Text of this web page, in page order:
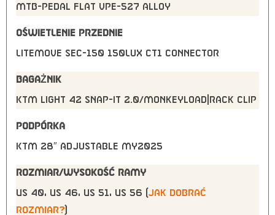
MTB-Pedal flat VPE-527 alloy
OŚWIETLENIE PRZEDNIE
Litemove SEC-150 150Lux CT1 connector
BAGAŻNIK
KTM light 42 snap-it 2.0/monkeyload|rack clip
PODPÓRKA
KTM 28″ adjustable MY2025
ROZMIAR/WYSOKOŚĆ RAMY
US 40, US 46, US 51, US 56 ( jak dobrać
rozmiar?